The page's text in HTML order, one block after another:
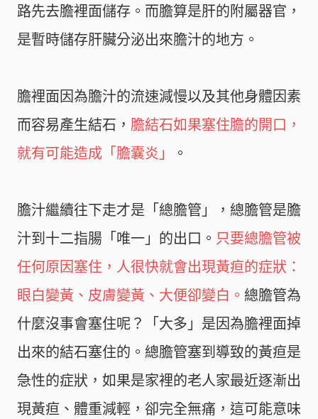
路先去膽裡面儲存。而膽算是肝的附屬器官，
是暫時儲存肝臟分泌出來膽汁的地方。
膽裡面因為膽汁的流速減慢以及其他身體因素
而容易產生結石， 膽結石如果塞住膽的開口，
就有可能造成「膽囊炎」
。
膽汁繼續往下走才是「總膽管」，總膽管是膽
汁到十二指腸「唯一」的出口。 只要總膽管被
任何原因塞住，人很快就會出現黃疸的症狀：
眼白變黃、皮膚變黃、大便卻變白。 總膽管為
什麼沒事會塞住呢？「大多」是因為膽裡面掉
出來的結石塞住的。總膽管塞到導致的黃疸是
急性的症狀，如果是家裡的老人家最近逐漸出
現黃疸、體重減輕，卻完全無痛，這可能意味